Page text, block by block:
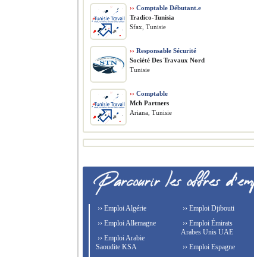
›› Comptable Débutant.e
Tradico-Tunisia
Sfax, Tunisie
›› Responsable Sécurité
Société Des Travaux Nord
Tunisie
›› Comptable
Mch Partners
Ariana, Tunisie
›› Emploi Algérie
›› Emploi Allemagne
›› Emploi Arabie
Saoudite KSA
›› Emploi Djibouti
›› Emploi Émirats
Arabes Unis UAE
›› Emploi Espagne